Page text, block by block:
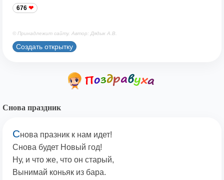
676
© Принадлежит сайту. Автор: Дядык А.В.
Создать открытку
Снова праздник
Снова празник к нам идет!
Снова будет Новый год!
Ну, и что же, что он старый,
Вынимай коньяк из бара.